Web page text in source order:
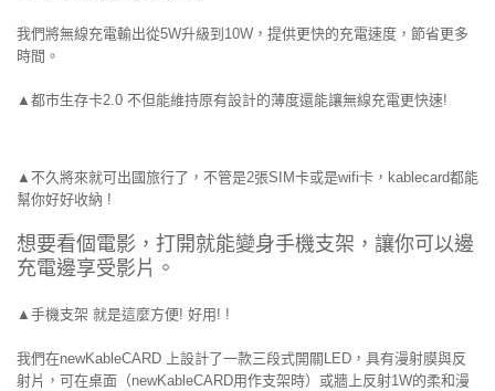
我們將無線充電輸出從5W升級到10W，提供更快的充電速度，節省更多
時間。
▲都市生存卡2.0 不但能維持原有設計的薄度還能讓無線充電更快速!
▲不久將來就可出國旅行了，不管是2張SIM卡或是wifi卡，kablecard都能
幫你好好收納 !
想要看個電影，打開就能變身手機支架，讓你可以邊
充電邊享受影片。
▲手機支架 就是這麼方便! 好用! !
我們在newKableCARD 上設計了一款三段式開關LED，具有漫射膜與反
射片，可在桌面（newKableCARD用作支架時）或牆上反射1W的柔和漫